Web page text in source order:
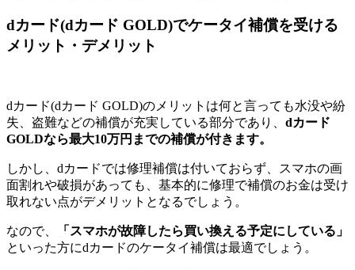
dカード(dカード GOLD)でケータイ補償を受ける
メリット・デメリット
dカード(dカード GOLD)のメリットは何と言っても水没や紛
失、盗難などの補償が充実している部分であり、 dカード
GOLDなら最大10万円までの補償が付きます。
しかし、dカードでは修理補償は付いておらず、スマホの画
面割れや破損があっても、基本的に修理で補償のお金は受け
取れない点がデメリットとなるでしょう。
なので、
「スマホが故障したら買い換える予定にしている」
といった方にdカードのケータイ補償は最適でしょう。